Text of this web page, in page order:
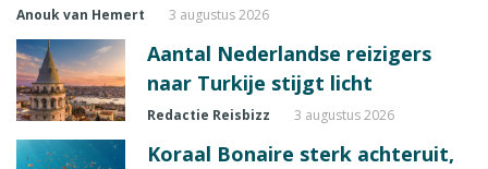
Anouk van Hemert 3 augustus 2026
Aantal Nederlandse reizigers
naar Turkije stijgt licht
Redactie Reisbizz 3 augustus 2026
Koraal Bonaire sterk achteruit,